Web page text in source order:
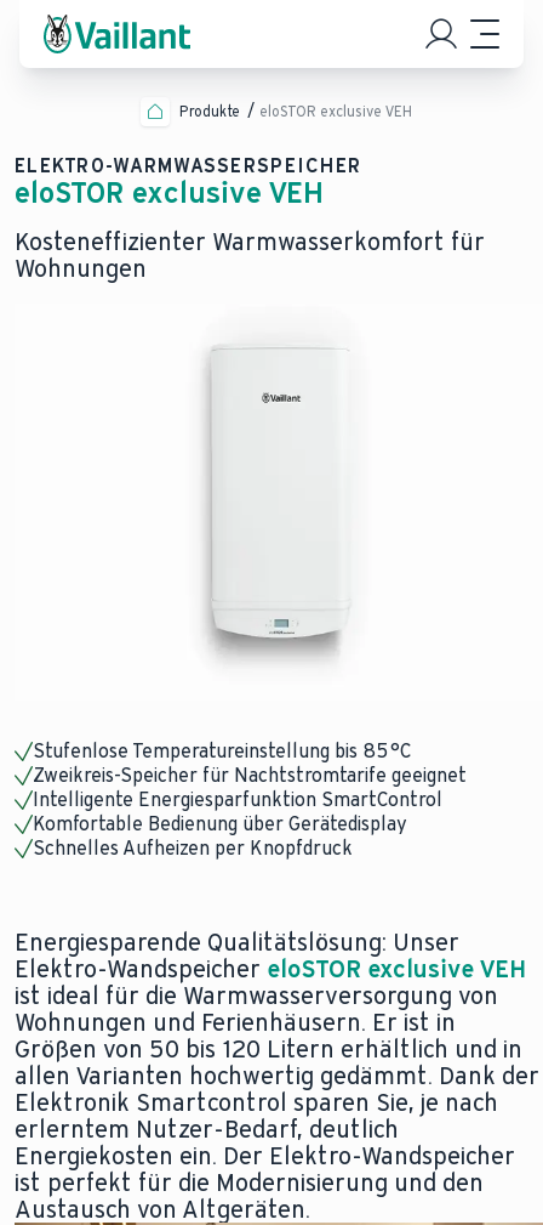
Produkte eloSTOR exclusive VEH
ELEKTRO-WARMWASSERSPEICHER
eloSTOR exclusive VEH
Kosteneffizienter Warmwasserkomfort für
Wohnungen
Stufenlose Temperatureinstellung bis 85 °C
Zweikreis-Speicher für Nachtstromtarife geeignet
Intelligente Energiesparfunktion SmartControl
Komfortable Bedienung über Gerätedisplay
Schnelles Aufheizen per Knopfdruck
Energiesparende Qualitätslösung: Unser
Elektro-Wandspeicher eloSTOR exclusive VEH
ist ideal für die Warmwasserversorgung von
Wohnungen und Ferienhäusern. Er ist in
Größen von 50 bis 120 Litern erhältlich und in
allen Varianten hochwertig gedämmt. Dank der
Elektronik Smartcontrol sparen Sie, je nach
erlerntem Nutzer-Bedarf, deutlich
Energiekosten ein. Der Elektro-Wandspeicher
ist perfekt für die Modernisierung und den
Austausch von Altgeräten.